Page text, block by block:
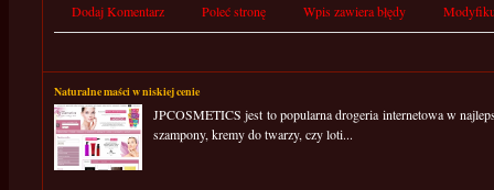
Dodaj Komentarz Poleć stronę Wpis zawiera błędy
Naturalne maści w niskiej cenie
JPCOSMETICS jest to popularna drogeria internetowa w
szampony, kremy do twarzy, czy loti...